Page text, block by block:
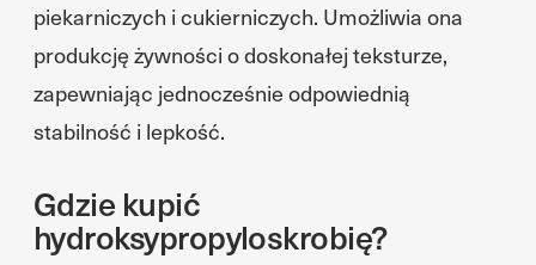
piekarniczych i cukierniczych. Umożliwia ona
produkcję żywności o doskonałej teksturze,
zapewniając jednocześnie odpowiednią
stabilność i lepkość.
Gdzie kupić
hydroksypropyloskrobię?